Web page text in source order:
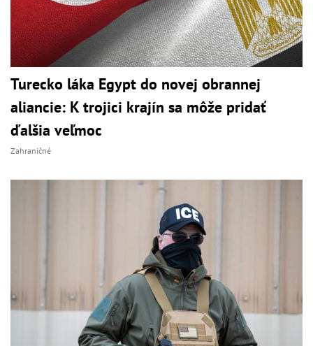
Turecko láka Egypt do novej obrannej
aliancie: K trojici krajín sa môže pridať
ďalšia veľmoc
Zahraničné